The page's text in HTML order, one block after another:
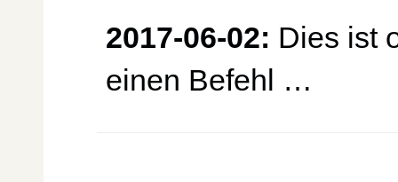
2017-06-02: Dies ist
einen Befehl …